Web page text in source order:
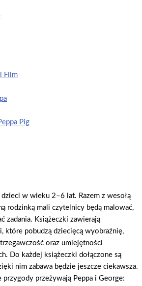
Film
Pig
w wieku 2–6 lat. Razem z wesołą
rodzinką mali czytelnicy będą malować,
zadania. Książeczki zawierają
które pobudzą dziecięcą wyobraźnię,
oraz umiejętności
Do każdej książeczki dołączone są
nim zabawa będzie jeszcze ciekawsza.
przygody przeżywają Peppa i George: